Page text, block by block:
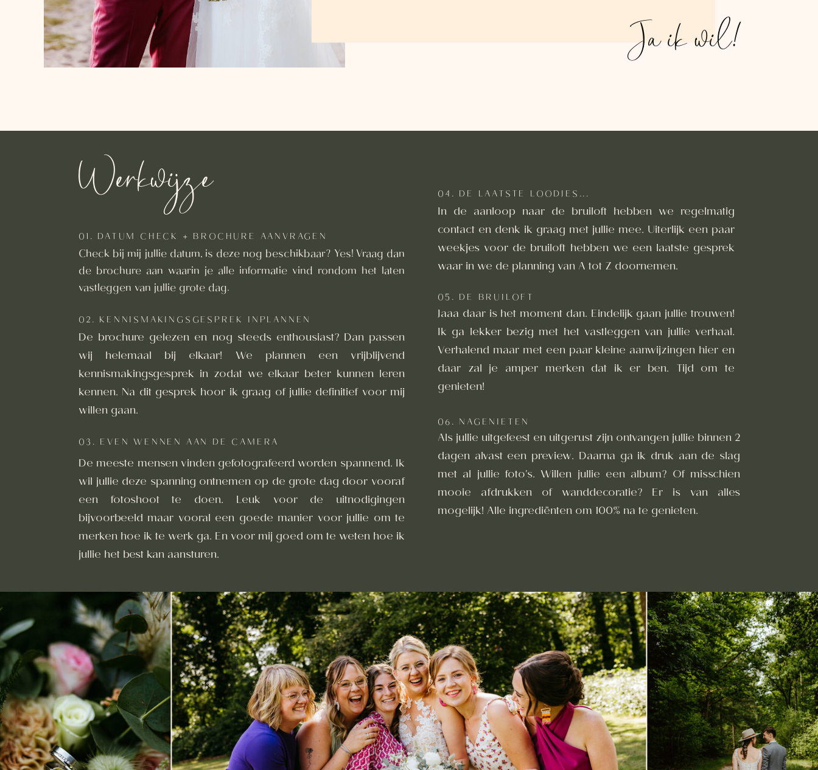
Ja ik wil!
Als jullie uitgefeest en uitgerust zijn ontvangen jullie binnen 2
dagen alvast een preview. Daarna ga ik druk aan de slag
met al jullie foto's. Willen jullie een album? Of misschien
mooie afdrukken of wanddecoratie? Er is van alles
mogelijk! Alle ingrediënten om 100% na te genieten.
06. NAGENIETEN
Jaaa daar is het moment dan. Eindelijk gaan jullie trouwen!
Ik ga lekker bezig met het vastleggen van jullie verhaal.
Verhalend maar met een paar kleine aanwijzingen hier en
daar zal je amper merken dat ik er ben. Tijd om te
genieten!
05. DE BRUILOFT
In de aanloop naar de bruiloft hebben we regelmatig
contact en denk ik graag met jullie mee. Uiterlijk een paar
weekjes voor de bruiloft hebben we een laatste gesprek
waar in we de planning van A tot Z doornemen.
04. DE LAATSTE LOODJES...
De meeste mensen vinden gefotografeerd worden spannend. Ik
wil jullie deze spanning ontnemen op de grote dag door vooraf
een fotoshoot te doen. Leuk voor de uitnodigingen
bijvoorbeeld maar vooral een goede manier voor jullie om te
merken hoe ik te werk ga. En voor mij goed om te weten hoe ik
jullie het best kan aansturen.
03. EVEN WENNEN AAN DE CAMERA
De brochure gelezen en nog steeds enthousiast? Dan passen
wij helemaal bij elkaar! We plannen een vrijblijvend
kennismakingsgesprek in zodat we elkaar beter kunnen leren
kennen. Na dit gesprek hoor ik graag of jullie definitief voor mij
willen gaan.
02. KENNISMAKINGSGESPREK INPLANNEN
Check bij mij jullie datum, is deze nog beschikbaar? Yes! Vraag dan
de brochure aan waarin je alle informatie vind rondom het laten
vastleggen van jullie grote dag.
01. DATUM CHECK + BROCHURE AANVRAGEN
Werkwijze